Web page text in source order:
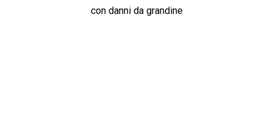
con danni da grandine